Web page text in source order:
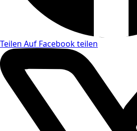
Teilen Auf Facebook teilen